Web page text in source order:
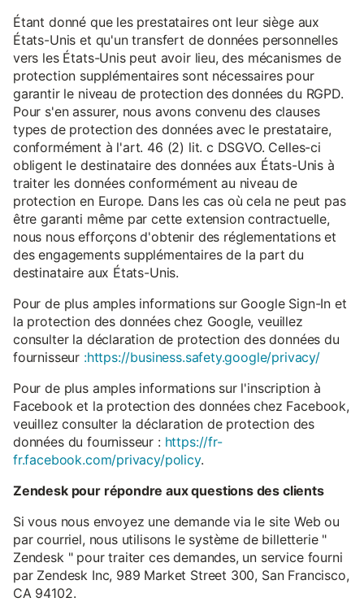
Étant donné que les prestataires ont leur siège aux
États-Unis et qu'un transfert de données personnelles
vers les États-Unis peut avoir lieu, des mécanismes de
protection supplémentaires sont nécessaires pour
garantir le niveau de protection des données du RGPD.
Pour s'en assurer, nous avons convenu des clauses
types de protection des données avec le prestataire,
conformément à l'art. 46 (2) lit. c DSGVO. Celles-ci
obligent le destinataire des données aux États-Unis à
traiter les données conformément au niveau de
protection en Europe. Dans les cas où cela ne peut pas
être garanti même par cette extension contractuelle,
nous nous efforçons d'obtenir des réglementations et
des engagements supplémentaires de la part du
destinataire aux États-Unis.
Pour de plus amples informations sur Google Sign-In et
la protection des données chez Google, veuillez
consulter la déclaration de protection des données du
fournisseur :https://business.safety.google/privacy/
Pour de plus amples informations sur l'inscription à
Facebook et la protection des données chez Facebook,
veuillez consulter la déclaration de protection des
données du fournisseur : https://fr-
fr.facebook.com/privacy/policy.
Zendesk pour répondre aux questions des clients
Si vous nous envoyez une demande via le site Web ou
par courriel, nous utilisons le système de billetterie "
Zendesk " pour traiter ces demandes, un service fourni
par Zendesk Inc, 989 Market Street 300, San Francisco,
CA 94102.